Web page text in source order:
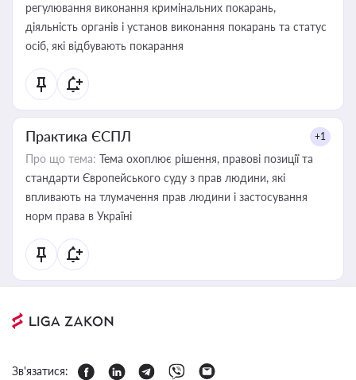
регулювання виконання кримінальних покарань,
діяльність органів і установ виконання покарань та статус
осіб, які відбувають покарання
Практика ЄСПЛ +1
Про що тема: Тема охоплює рішення, правові позиції та
стандарти Європейського суду з прав людини, які
впливають на тлумачення прав людини і застосування
норм права в Україні
Зв'язатися: